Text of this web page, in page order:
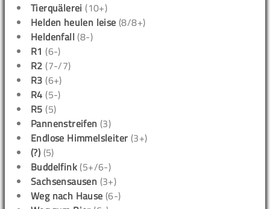
Tierquälerei (10+)
Helden heulen leise (8/8+)
Heldenfall (8-)
R1 (6-)
R2 (7-/7)
R3 (6+)
R4 (5-)
R5 (5)
Pannenstreifen (3)
Endlose Himmelsleiter (3+)
(?) (5)
Buddelfink (5+/6-)
Sachsensausen (3+)
Weg nach Hause (6-)